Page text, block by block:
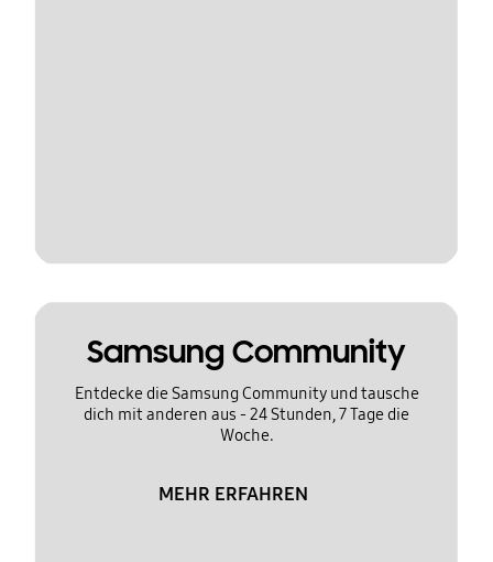
Samsung Community
Entdecke die Samsung Community und tausche
dich mit anderen aus - 24 Stunden, 7 Tage die
Woche.
MEHR ERFAHREN